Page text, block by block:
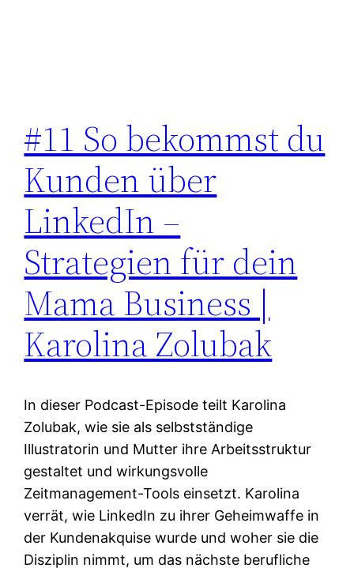
#11 So bekommst du
Kunden über
LinkedIn –
Strategien für dein
Mama Business |
Karolina Zolubak
In dieser Podcast-Episode teilt Karolina
Zolubak, wie sie als selbstständige
Illustratorin und Mutter ihre Arbeitsstruktur
gestaltet und wirkungsvolle
Zeitmanagement-Tools einsetzt. Karolina
verrät, wie LinkedIn zu ihrer Geheimwaffe in
der Kundenakquise wurde und woher sie die
Disziplin nimmt, um das nächste berufliche